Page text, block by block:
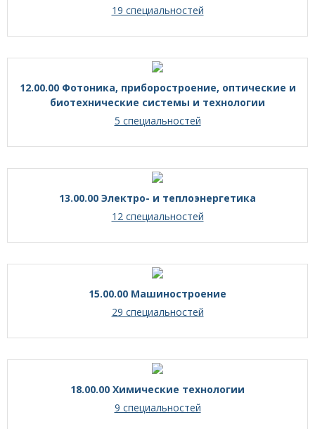
19 специальностей
12.00.00 Фотоника, приборостроение, оптические и
биотехнические системы и технологии
5 специальностей
13.00.00 Электро- и теплоэнергетика
12 специальностей
15.00.00 Машиностроение
29 специальностей
18.00.00 Химические технологии
9 специальностей